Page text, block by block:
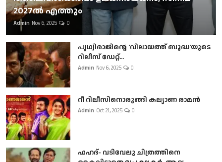
2027ല്‍ എത്തും
Admin Nov 6, 2025 0
പൃഥ്വിരാജിന്റെ 'വിലായത്ത് ബുദ്ധ'യുടെ
റിലീസ് ഡേറ്റ്...
Admin Nov 6, 2025 0
റീ റിലീസിനൊരുങ്ങി കല്യാണ രാമൻ
Admin Oct 21, 2025 0
ഫഹദ്- വടിവേലു ചിത്രത്തിനെ